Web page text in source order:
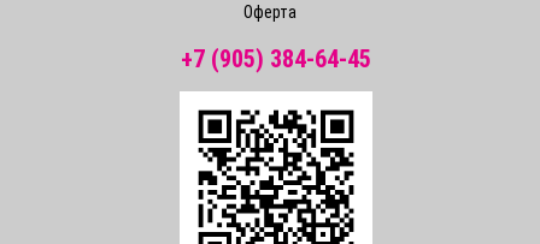
Оферта
+7 (905) 384-64-45